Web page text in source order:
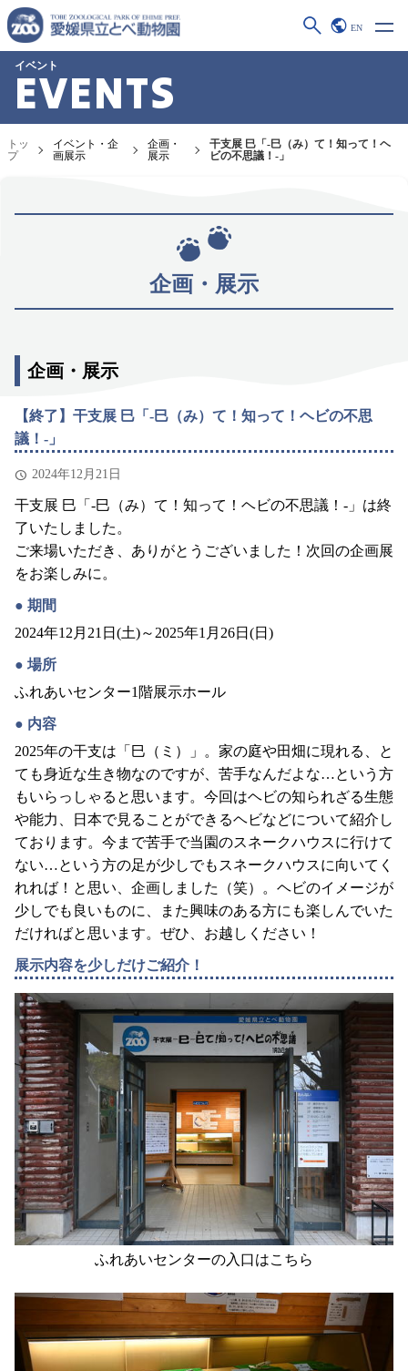
EN
イベント
EVENTS
トッ
プ
イベント・企
画展示
企画・
展示
干支展 巳「-巳（み）て！知って！ヘ
ビの不思議！-」
企画・展示
企画・展示
【終了】干支展 巳「-巳（み）て！知って！ヘビの不思
議！-」
2024年12月21日
干支展 巳「-巳（み）て！知って！ヘビの不思議！-」は終
了いたしました。
ご来場いただき、ありがとうございました！次回の企画展
をお楽しみに。
期間
2024年12月21日(土)～2025年1月26日(日)
場所
ふれあいセンター1階展示ホール
内容
2025年の干支は「巳（ミ）」。家の庭や田畑に現れる、と
ても身近な生き物なのですが、苦手なんだよな…という方
もいらっしゃると思います。今回はヘビの知られざる生態
や能力、日本で見ることができるヘビなどについて紹介し
ております。今まで苦手で当園のスネークハウスに行けて
ない…という方の足が少しでもスネークハウスに向いてく
れれば！と思い、企画しました（笑）。ヘビのイメージが
少しでも良いものに、また興味のある方にも楽しんでいた
だければと思います。ぜひ、お越しください！
展示内容を少しだけご紹介！
ふれあいセンターの入口はこちら